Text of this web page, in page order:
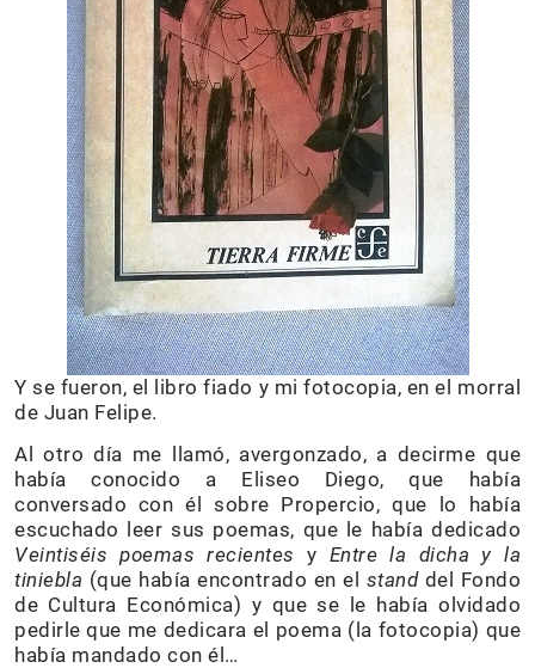
Y se fueron, el libro fiado y mi fotocopia, en el morral
de Juan Felipe.
Al otro día me llamó, avergonzado, a decirme que
había conocido a Eliseo Diego, que había
conversado con él sobre Propercio, que lo había
escuchado leer sus poemas, que le había dedicado
Veintiséis poemas recientes y Entre la dicha y la
tiniebla (que había encontrado en el standdel Fondo
de Cultura Económica) y que se le había olvidado
pedirle que me dedicara el poema (la fotocopia) que
había mandado con él…